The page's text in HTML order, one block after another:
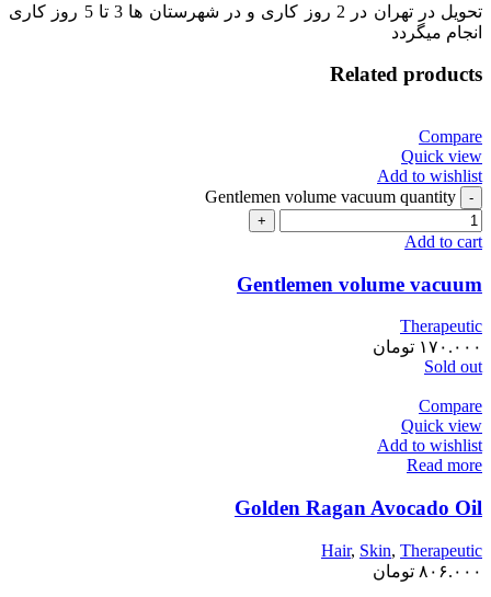
تحویل در تهران در 2 روز کاری و در شهرستان ها 3 تا 5 روز کاری
انجام میگردد
Related products
Compare
Quick view
Add to wishlist
Gentlemen volume vacuum quantity
Add to cart
Gentlemen volume vacuum
Therapeutic
۱۷۰.۰۰۰ تومان
Sold out
Compare
Quick view
Add to wishlist
Read more
Golden Ragan Avocado Oil
Hair, Skin, Therapeutic
۸۰۶.۰۰۰ تومان